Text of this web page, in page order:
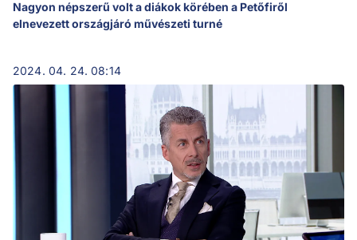
Nagyon népszerű volt a diákok körében a Petőfiről
elnevezett országjáró művészeti turné
2024. 04. 24. 08:14